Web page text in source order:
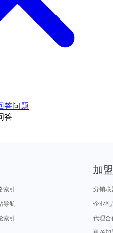
答问题
答
索引
导航
索引
加
分销联
企业礼
代理合